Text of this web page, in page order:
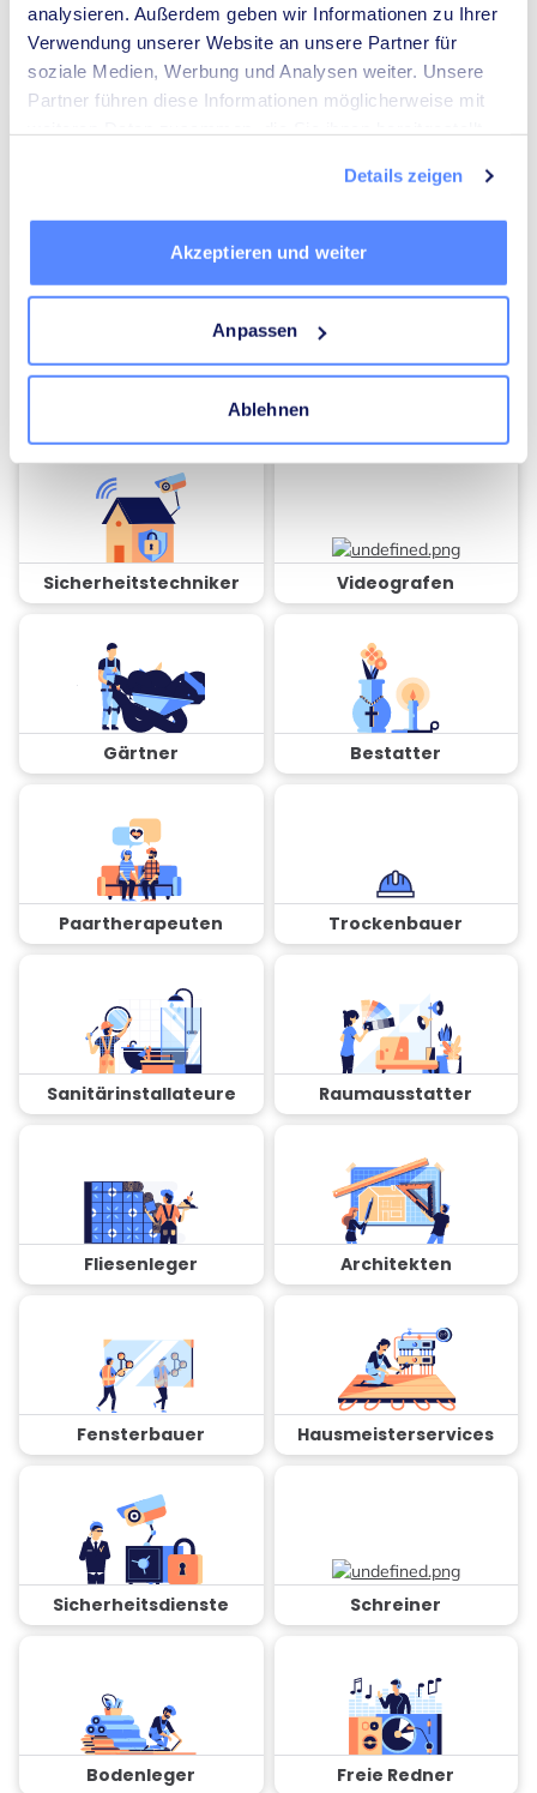
analysieren. Außerdem geben wir Informationen zu Ihrer
Verwendung unserer Website an unsere Partner für
soziale Medien, Werbung und Analysen weiter. Unsere
Partner führen diese Informationen möglicherweise mit
Details zeigen
Akzeptieren und weiter
Anpassen
Ablehnen
Umzugsunternehmen Heizungsbauer
Elektriker Mediatoren
Sicherheitstechniker Videografen
Gärtner Bestatter
Paartherapeuten Trockenbauer
Sanitärinstallateure Raumausstatter
Fliesenleger Architekten
Fensterbauer Hausmeisterservices
Sicherheitsdienste Schreiner
Bodenleger Freie Redner